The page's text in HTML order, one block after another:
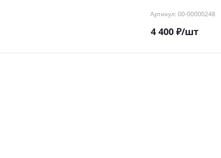
Артикул: 00-00000248
4 400 ₽/шт